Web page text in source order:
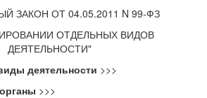
ЗАКОН ОТ 04.05.2011 N 99-ФЗ
ОТДЕЛЬНЫХ ВИДОВ
ДЕЯТЕЛЬНОСТИ"
деятельности >>>
>>>